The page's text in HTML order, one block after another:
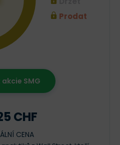
Prodat
SMG
CHF
CENA